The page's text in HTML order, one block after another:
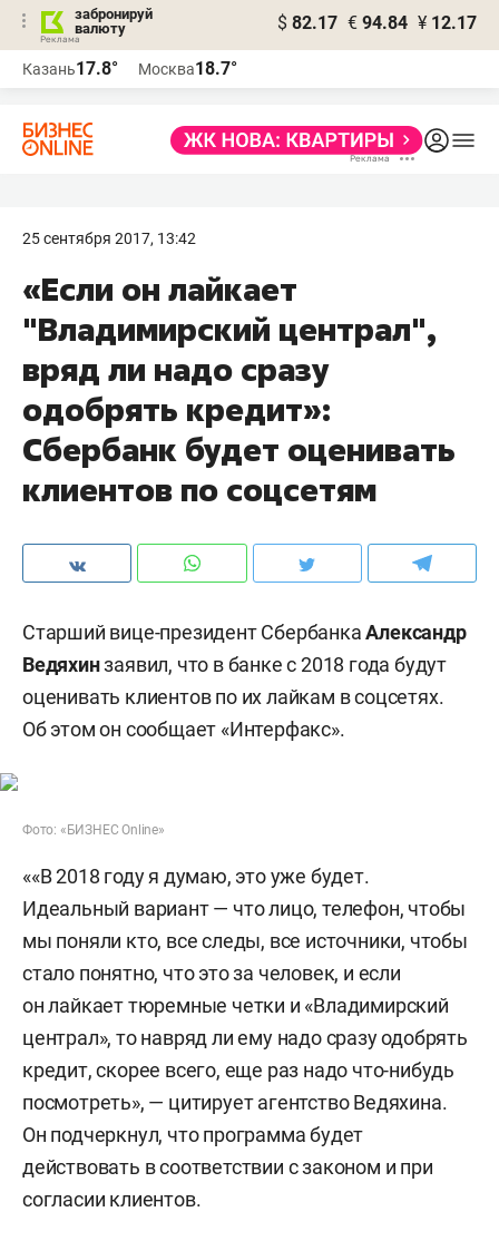
забронируй
валюту
$ 82.17 € 94.84 ¥ 12.17
Казань17.8° Москва18.7°
25 сентября 2017, 13:42
«Если он лайкает
"Владимирский централ",
вряд ли надо сразу
одобрять кредит​»:
Сбербанк будет оценивать
клиентов по соцсетям
Старший вице-президент СбербанкаАлександр
Ведяхинзаявил, что в банке c 2018 года будут
оценивать клиентов по их лайкам в соцсетях.
Об этом он сообщает «Интерфакс».
Фото: «БИЗНЕС Online»
««В 2018 году я думаю, это уже будет.
Идеальный вариант — что лицо, телефон, чтобы
мы поняли кто, все следы, все источники, чтобы
стало понятно, что это за человек, и если
он лайкает тюремные четки и «Владимирский
централ», то навряд ли ему надо сразу одобрять
кредит, скорее всего, еще раз надо что-нибудь
посмотреть», — цитирует агентство Ведяхина.
Он подчеркнул, что программа будет
действовать в соответствии с законом и при
согласии клиентов.